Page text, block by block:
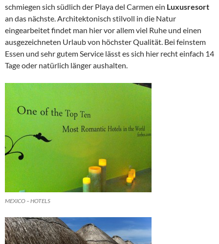
schmiegen sich südlich der Playa del Carmen ein Luxusresort
an das nächste. Architektonisch stilvoll in die Natur
eingearbeitet findet man hier vor allem viel Ruhe und einen
ausgezeichneten Urlaub von höchster Qualität. Bei feinstem
Essen und sehr gutem Service lässt es sich hier recht einfach 14
Tage oder natürlich länger aushalten.
MEXICO – HOTELS